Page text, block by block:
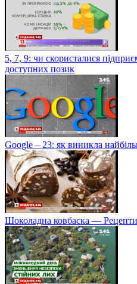
5, 7, 9: чи скористалися
доступних позик
Google – 23: як виникла
Шоколадна ковбаска — Рецепти